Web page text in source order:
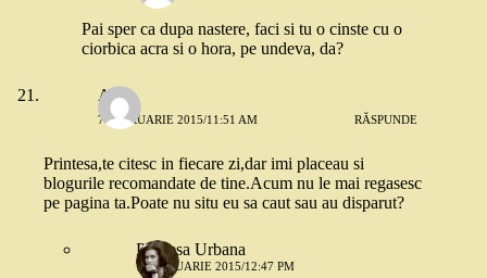
Pai sper ca dupa nastere, faci si tu o cinste cu o
ciorbica acra si o hora, pe undeva, da?
Alina
7 FEBRUARIE 2015/11:51 AM RĂSPUNDE
Printesa,te citesc in fiecare zi,dar imi placeau si
blogurile recomandate de tine.Acum nu le mai regasesc
pe pagina ta.Poate nu situ eu sa caut sau au disparut?
Printesa Urbana
7 FEBRUARIE 2015/12:47 PM